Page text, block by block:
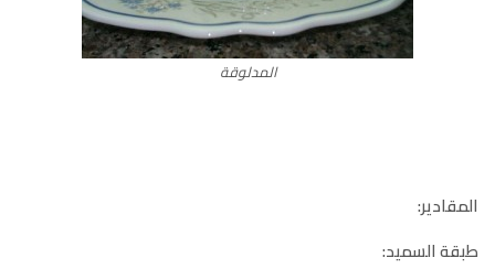
المدلوقة
المقادير:
طبقة السميد: